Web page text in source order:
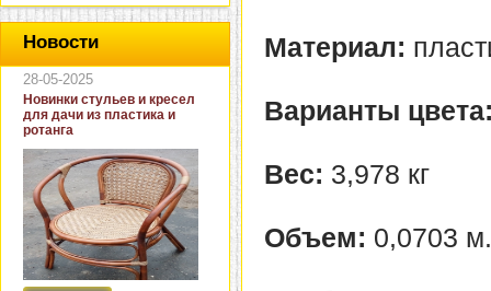
Новости
28-05-2025
Новинки стульев и кресел
для дачи из пластика и
ротанга
Материал:
Варианты
Вес: 3,978 кг
Объем: 0,0703